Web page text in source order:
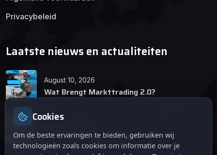
Privacybeleid
Laatste nieuws en actualiteiten
August 10, 2026
Wat Brengt Markttrading 2.0?
Tips en Tricks
Cookies
Om de beste ervaringen te bieden, gebruiken wij
technologieën zoals cookies om informatie over je